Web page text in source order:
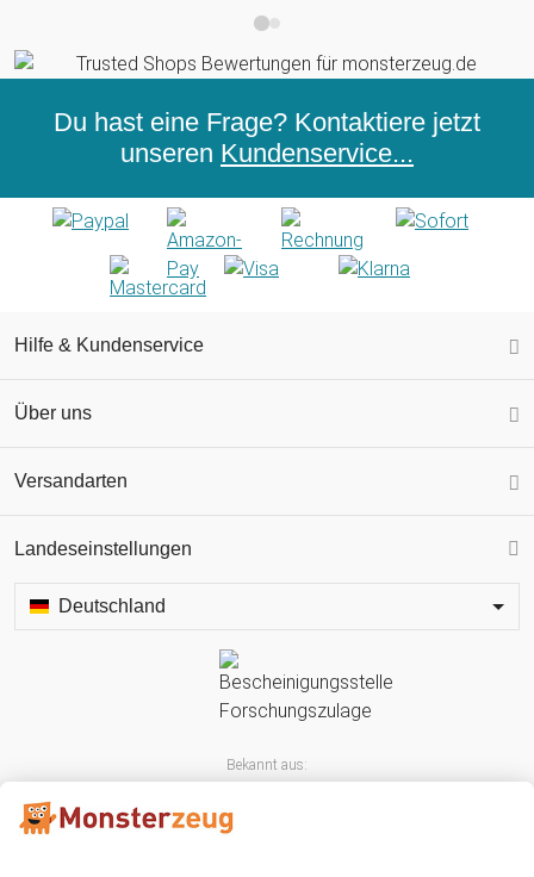
Du hast eine Frage? Kontaktiere jetzt
unseren Kundenservice...
Hilfe & Kundenservice
Über uns
Versandarten
Landeseinstellungen
Deutschland
Bekannt aus: